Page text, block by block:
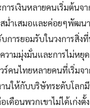
ารเงินหลายคนเริ่มต้นจ
สม่ำเสมอและค่อยๆพัฒ
การยอมรับในวงการสิ่ง
ามมุ่งมั่นและการไม่หยุ
นไทยหลายคนที่เริ่มจา
านให้กับบริษัทระดับโลก
ดือนพวกเขาไม่ได้เก่งตั้